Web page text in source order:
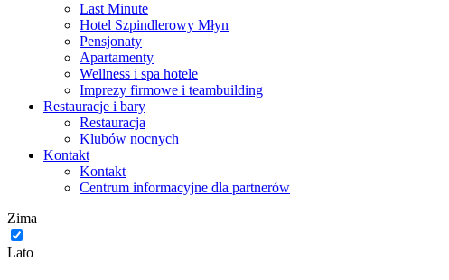
Last Minute
Hotel Szpindlerowy Młyn
Pensjonaty
Apartamenty
Wellness i spa hotele
Imprezy firmowe i teambuilding
Restauracje i bary
Restauracja
Klubów nocnych
Kontakt
Kontakt
Centrum informacyjne dla partnerów
Zima
Lato